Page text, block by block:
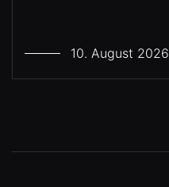
10. August 2026